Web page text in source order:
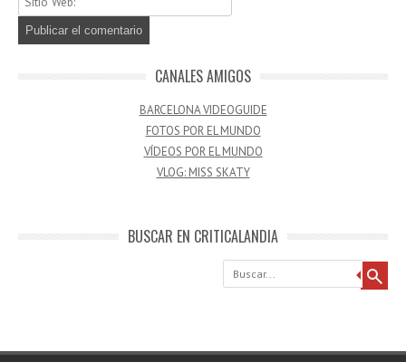
CANALES AMIGOS
BARCELONA VIDEOGUIDE
FOTOS POR EL MUNDO
VÍDEOS POR EL MUNDO
VLOG: MISS SKATY
BUSCAR EN CRITICALANDIA
Buscar